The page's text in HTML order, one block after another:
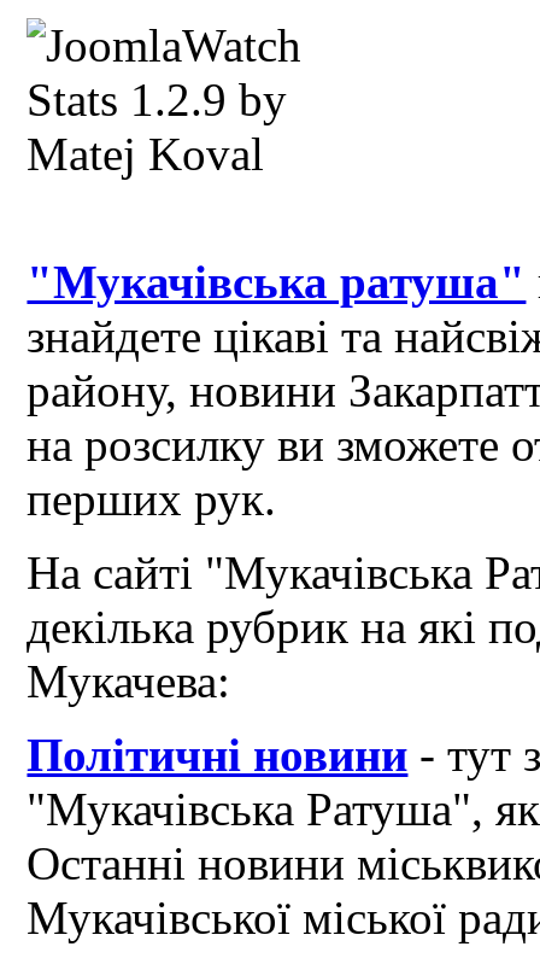
"Мукачівська ратуша"
знайдете цікаві та
району, новини
на розсилку ви зможете
перших рук.
На сайті "Мукачівська
декілька рубрик на які
Мукачева:
Політичні новини - тут
"Мукачівська Ратуша",
Останні новини
Мукачівської міської